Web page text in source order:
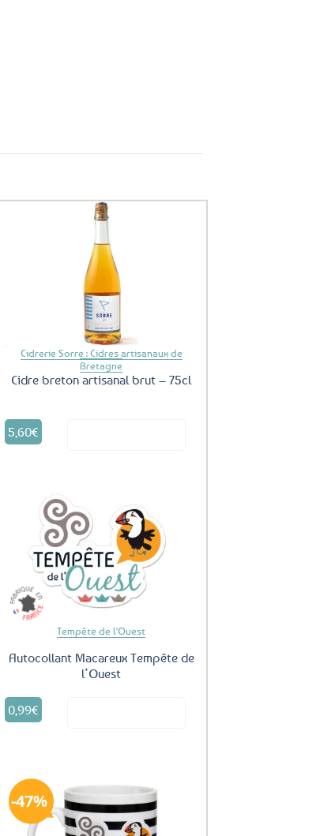
Cidrerie Sorre : Cidres artisanaux de
Bretagne
Cidre breton artisanal brut – 75cl
5,60€
Ajouter
Tempête de l'Ouest
Autocollant Macareux Tempête de
l’Ouest
0,99€
47%